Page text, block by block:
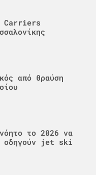
Carriers
από θραύση
το 2026 να
οδηγούν jet ski